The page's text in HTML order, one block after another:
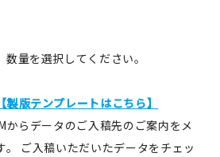
量を選択してください。
【製版テンプレートはこちら】
からデータのご入稿先のご案内をメ
。 ご入稿いただいたデータをチェッ